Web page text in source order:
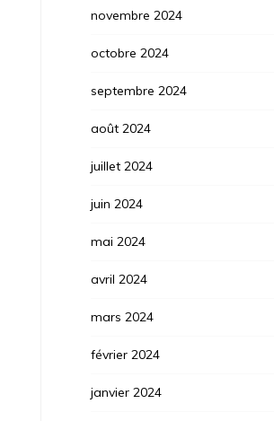
novembre 2024
octobre 2024
septembre 2024
août 2024
juillet 2024
juin 2024
mai 2024
avril 2024
mars 2024
février 2024
janvier 2024